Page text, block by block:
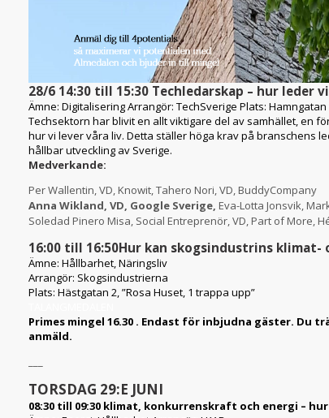
28/6 14:30 till 15:30 Techledarskap – hur leder
Ämne: DigitaliseringArrangör: TechSverige Plats: Hamngatan
Techsektorn har blivit en allt viktigare del av samhället, en
hur vi lever våra liv. Detta ställer höga krav på branschens
hållbar utveckling av Sverige.
Medverkande:
Per Wallentin, VD, Knowit, Tahero Nori, VD, BuddyCompany
Anna Wikland, VD, Google Sverige, Eva-Lotta Jonsvik,
Soledad Pinero Misa, Social Entreprenör, VD, Part of More,
16:00 till 16:50Hur kan skogsindustrins klimat-
Ämne: Hållbarhet, Näringsliv
Arrangör: Skogsindustrierna
Plats: Hästgatan 2, ”Rosa Huset, 1 trappa upp”
Primes mingel 16.30 . Endast för inbjudna gäster. Du
anmäld.
TORSDAG 29:E JUNI
08:30 till 09:30 klimat, konkurrenskraft och energi –